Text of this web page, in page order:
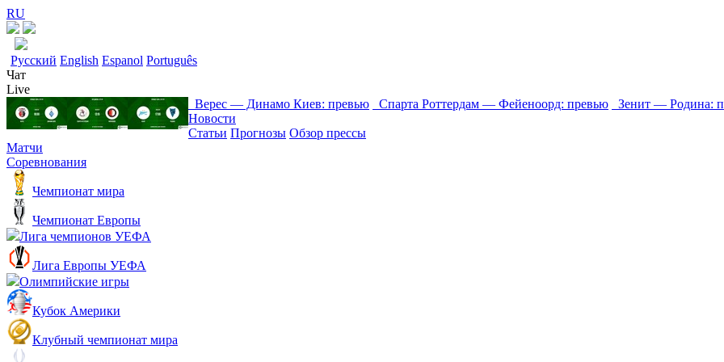
RU
Русский English Espanol Português
Чат
Live
Верес ― Динамо Киев: превью
Спарта Роттердам ― Фейеноорд: превью
Зенит ― Родина:
Новости
Статьи Прогнозы Обзор прессы
Матчи
Соревнования
Чемпионат мира
Чемпионат Европы
Лига чемпионов УЕФА
Лига Европы УЕФА
Олимпийские игры
Кубок Америки
Клубный чемпионат мира